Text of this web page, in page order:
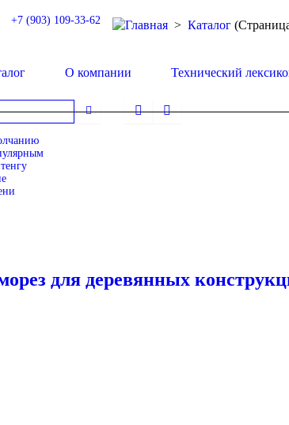
+7 (903) 109-33-62
О компании Технический
Главная > Каталог
для деревянных